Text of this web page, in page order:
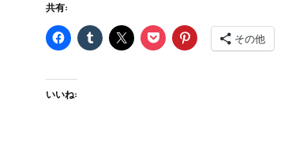
共有:
その他
いいね: